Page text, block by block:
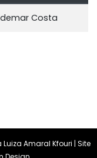
Costa
Amaral Kfouri | Site